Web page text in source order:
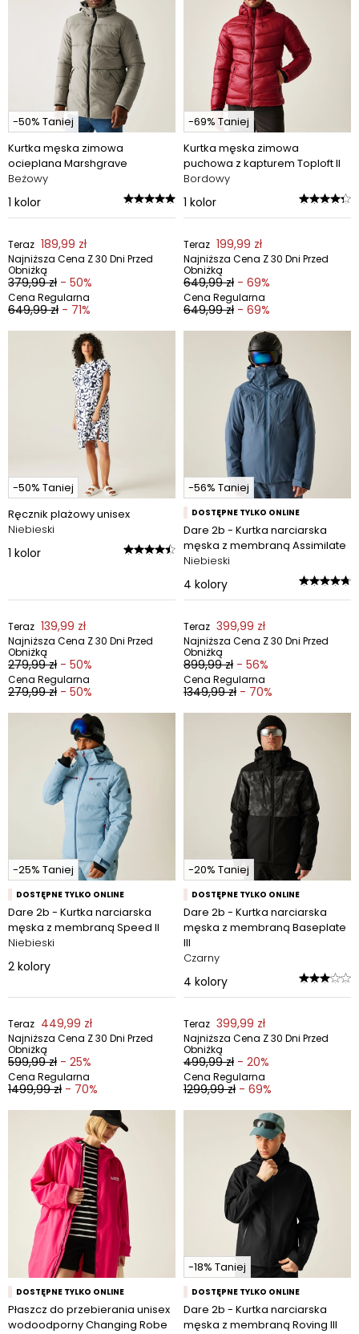
-50% Taniej
Kurtka męska zimowa
ocieplana Marshgrave
Beżowy
1 kolor
Teraz 189,99 zł
Najniższa Cena Z 30 Dni Przed
Obniżką
379,99 zł - 50%
Cena Regularna
649,99 zł - 71%
-69% Taniej
Kurtka męska zimowa
puchowa z kapturem Toploft II
Bordowy
1 kolor
Teraz 199,99 zł
Najniższa Cena Z 30 Dni Przed
Obniżką
649,99 zł - 69%
Cena Regularna
649,99 zł - 69%
-50% Taniej
Ręcznik plażowy unisex
Niebieski
1 kolor
Teraz 139,99 zł
Najniższa Cena Z 30 Dni Przed
Obniżką
279,99 zł - 50%
Cena Regularna
279,99 zł - 50%
-56% Taniej
DOSTĘPNE TYLKO ONLINE
Dare 2b - Kurtka narciarska
męska z membraną Assimilate
Niebieski
4 kolory
Teraz 399,99 zł
Najniższa Cena Z 30 Dni Przed
Obniżką
899,99 zł - 56%
Cena Regularna
1349,99 zł - 70%
-25% Taniej
DOSTĘPNE TYLKO ONLINE
Dare 2b - Kurtka narciarska
męska z membraną Speed II
Niebieski
2 kolory
Teraz 449,99 zł
Najniższa Cena Z 30 Dni Przed
Obniżką
599,99 zł - 25%
Cena Regularna
1499,99 zł - 70%
-20% Taniej
DOSTĘPNE TYLKO ONLINE
Dare 2b - Kurtka narciarska
męska z membraną Baseplate
III
Czarny
4 kolory
Teraz 399,99 zł
Najniższa Cena Z 30 Dni Przed
Obniżką
499,99 zł - 20%
Cena Regularna
1299,99 zł - 69%
DOSTĘPNE TYLKO ONLINE
Płaszcz do przebierania unisex
wodoodporny Changing Robe
-18% Taniej
DOSTĘPNE TYLKO ONLINE
Dare 2b - Kurtka narciarska
męska z membraną Roving III